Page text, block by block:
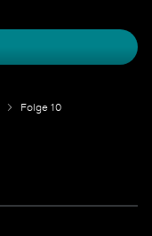
Folge 10